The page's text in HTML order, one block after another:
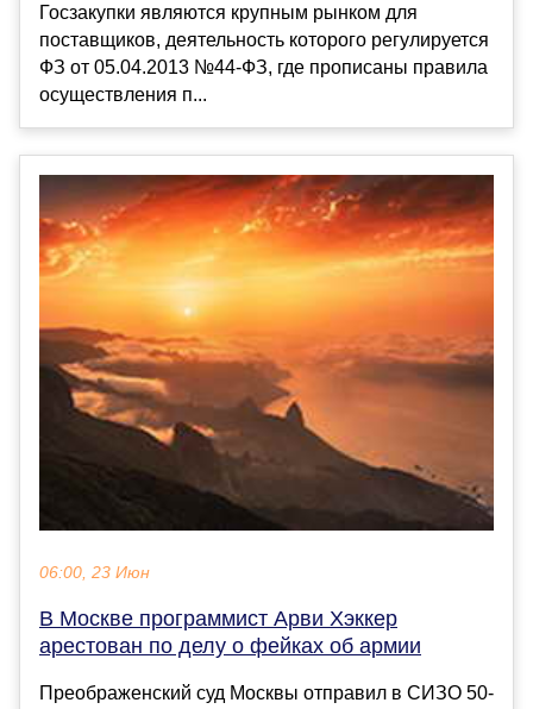
Госзакупки являются крупным рынком для
поставщиков, деятельность которого регулируется
ФЗ от 05.04.2013 №44-ФЗ, где прописаны правила
осуществления п...
06:00, 23 Июн
В Москве программист Арви Хэккер
арестован по делу о фейках об армии
Преображенский суд Москвы отправил в СИЗО 50-